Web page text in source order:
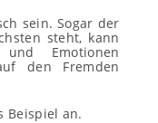
sein. Sogar der
steht, kann
Emotionen
den Fremden
Beispiel an.